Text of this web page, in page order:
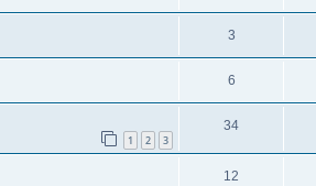
3
6
1 2 3
34
12